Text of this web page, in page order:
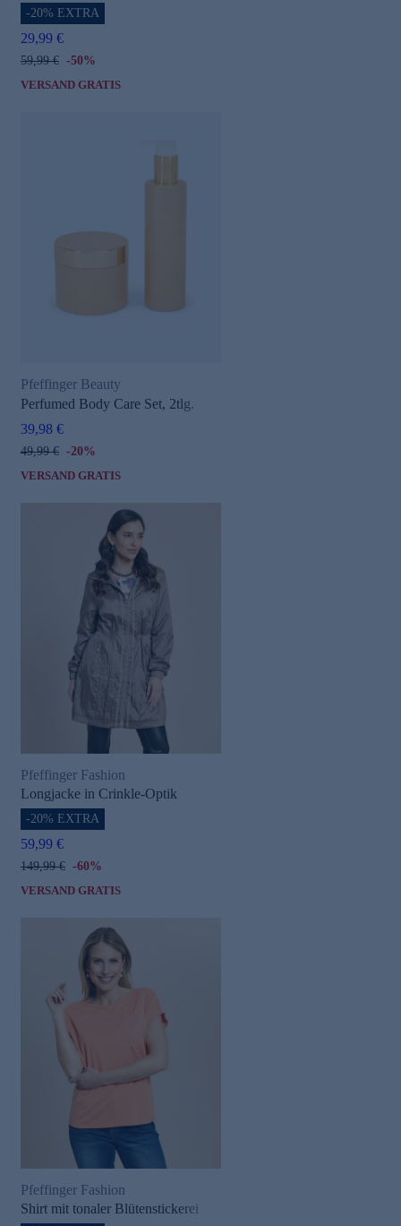
-20% EXTRA
29,99 €
59,99 € -50%
VERSAND GRATIS
Pfeffinger Beauty
Perfumed Body Care Set, 2tlg.
39,98 €
49,99 € -20%
VERSAND GRATIS
Pfeffinger Fashion
Longjacke in Crinkle-Optik
-20% EXTRA
59,99 €
149,99 € -60%
VERSAND GRATIS
Pfeffinger Fashion
Shirt mit tonaler Blütenstickerei